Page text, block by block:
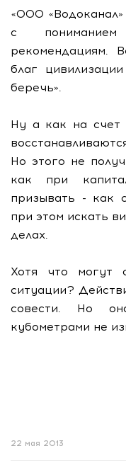
«ООО
с
рекомендациям.
благ
беречь».
Ну а как на счет
Но этого не
как при
призывать - как
при этом искать
делах.
Хотя что могут
ситуации?
совести. Но
кубометрами не
22 мая 2013